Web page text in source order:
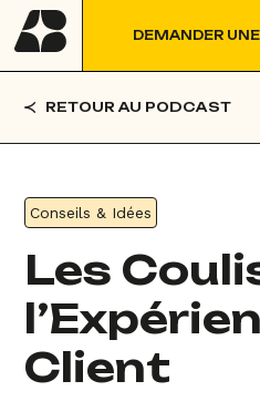
DEMANDER
RETOUR AU PODCAST
Conseils & Idées
Les
Client